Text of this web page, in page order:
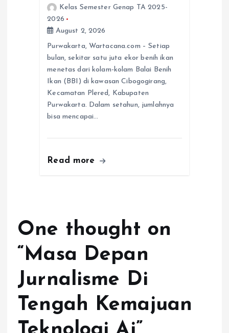
Kelas Semester Genap TA 2025-
2026
August 2, 2026
Purwakarta, Wartacana.com – Setiap
bulan, sekitar satu juta ekor benih ikan
menetas dari kolam-kolam Balai Benih
Ikan (BBI) di kawasan Cibogogirang,
Kecamatan Plered, Kabupaten
Purwakarta. Dalam setahun, jumlahnya
bisa mencapai…
Read more
One thought on
“Masa Depan
Jurnalisme Di
Tengah Kemajuan